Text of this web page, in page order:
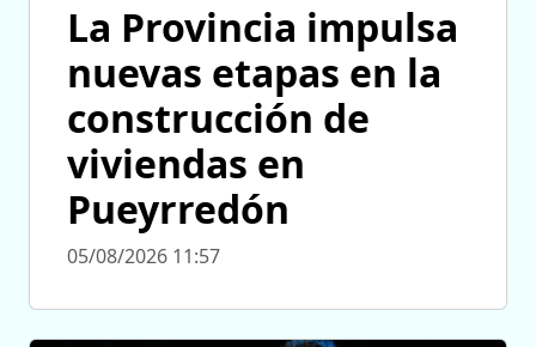
La Provincia impulsa
nuevas etapas en la
construcción de
viviendas en
Pueyrredón
05/08/2026 11:57